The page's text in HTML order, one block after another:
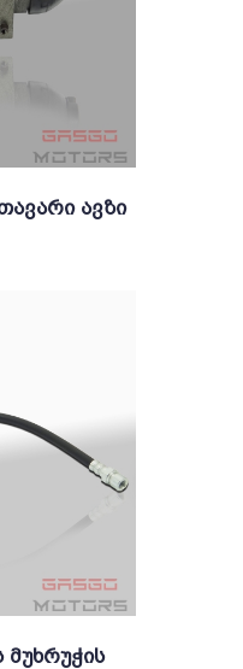
Ავზი
Მუხრუჭის